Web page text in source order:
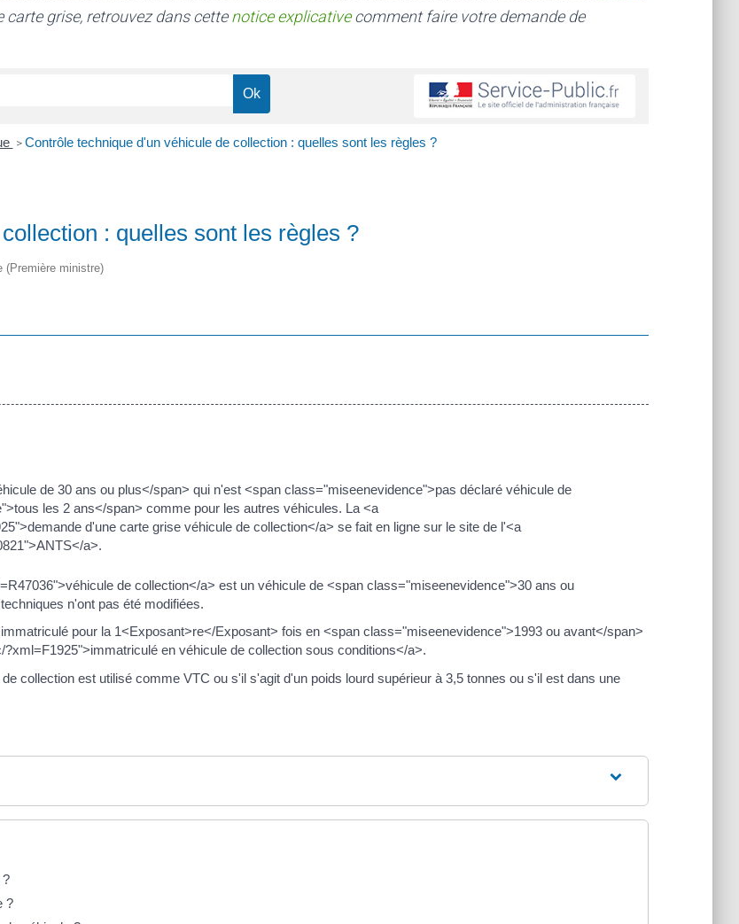
carte grise, retrouvez dans cettenotice explicativecomment faire votre demande de
> Contrôle technique d'un véhicule de collection : quelles sont les règles ?
: quelles sont les règles ?
(Première ministre)
de 30 ans ou plus</span> qui n'est <span class="miseenevidence">pas déclaré véhicule de
les 2 ans</span> comme pour les autres véhicules. La <a
d'une carte grise véhicule de collection</a> se fait en ligne sur le site de l'<a
a>.
de collection</a> est un véhicule de <span class="miseenevidence">30 ans ou
n'ont pas été modifiées.
pour la 1<Exposant>re</Exposant> fois en <span class="miseenevidence">1993 ou avant</span>
en véhicule de collection sous conditions</a>.
collection est utilisé comme VTC ou s'il s'agit d'un poids lourd supérieur à 3,5 tonnes ou s'il est dans une
?
?